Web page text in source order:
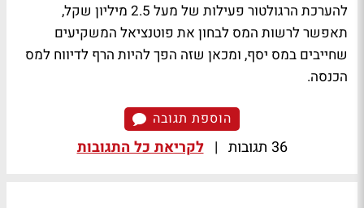
להערכת הרגולטור פעילות של מעל 2.5 מיליון שקל,
תאפשר לרשות המס לבחון את פוטנציאל המשקיעים
שחייבים במס יסף, ומכאן שזה הפך להיות הרף לדיווח למס
הכנסה.
הוספת תגובה
36 תגובות | לקריאת כל התגובות